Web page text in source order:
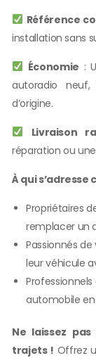
Référence
installation sans
Économie :
autoradio
d’origine.
Livraison
réparation ou
À qui s’adresse
Propriétaires
remplacer un
Passionnés
leur véhicule
automobile
Ne laissez
trajets ! Offrez